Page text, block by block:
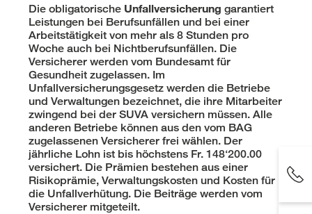
Die obligatorische Unfallversicherung garantiert
Leistungen bei Berufsunfällen und bei einer
Arbeitstätigkeit von mehr als 8 Stunden pro
Woche auch bei Nichtberufsunfällen. Die
Versicherer werden vom Bundesamt für
Gesundheit zugelassen. Im
Unfallversicherungsgesetz werden die Betriebe
und Verwaltungen bezeichnet, die ihre Mitarbeiter
zwingend bei der SUVA versichern müssen. Alle
anderen Betriebe können aus den vom BAG
zugelassenen Versicherer frei wählen. Der
jährliche Lohn ist bis höchstens Fr. 148‘200.00
versichert. Die Prämien bestehen aus einer
Risikoprämie, Verwaltungskosten und Kosten für
die Unfallverhütung. Die Beiträge werden vom
Versicherer mitgeteilt.